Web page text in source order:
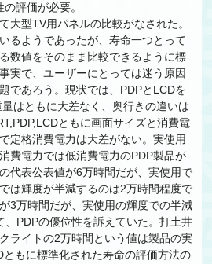
評価が必要。
大型TV用パネルの比較がなされた。
るようであったが、寿命一つとって
数値をそのまま比較できるように標
実で、ユーザーにとっては迷う原因
であろう。現状では、PDPとLCDを
はともに大差なく、奥行きの違いは
ともに画面サイズと消費電
定格消費電力は大差がない。実使用
費電力では低消費電力のPDP製品が
代表公表値が6万時間だが、実使用で
は輝度が半減するのは2万時間程度で
3万時間だが、実使用の輝度での半減
、PDPの優位性を訴えていた。打土井
ライトの2万時間という値は製品の実
ともに標準化された寿命の評価方法の